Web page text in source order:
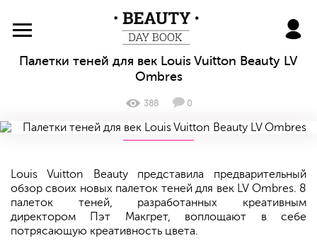
BeautyDayBook
Палетки теней для век Louis Vuitton Beauty LV
Ombres
388 0
Louis Vuitton Beauty представила предварительный
обзор своих новых палеток теней для век LV Ombres. 8
палеток теней, разработанных креативным
директором Пэт Макгрет, воплощают в себе
потрясающую креативность цвета.